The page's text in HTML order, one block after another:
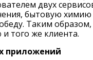
двух
бытовую
Таким
того же клиента.
приложений